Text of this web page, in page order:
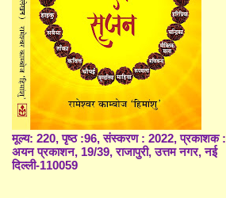
मूल्य: 220, पृष्ठ :96, संस्करण : 2022, प्रकाशक :
अयन प्रकाशन, 19/39, राजापुरी, उत्तम नगर, नई
दिल्ली-110059